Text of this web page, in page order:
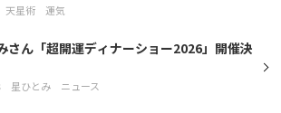
天星術 運気
さん「超開運ディナーショー2026」開催決
星ひとみ ニュース